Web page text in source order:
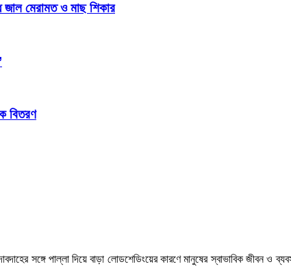
জাল মেরামত ও মাছ শিকার
বিতরণ
সঙ্গে পাল্লা দিয়ে বাড়া লোডশেডিংয়ের কারণে মানুষের স্বাভাবিক জীবন ও